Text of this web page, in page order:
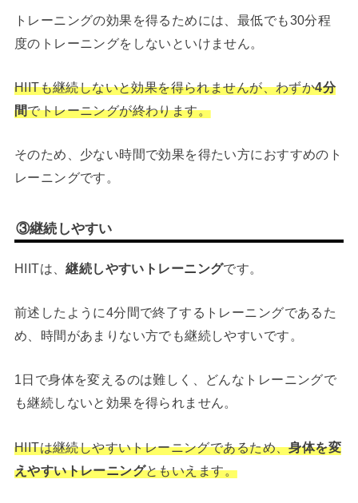
トレーニングの効果を得るためには、最低でも30分程
度のトレーニングをしないといけません。
HIITも継続しないと効果を得られませんが、わずか4分
間でトレーニングが終わります。
そのため、少ない時間で効果を得たい方におすすめのト
レーニングです。
③継続しやすい
HIITは、継続しやすいトレーニングです。
前述したように4分間で終了するトレーニングであるた
め、時間があまりない方でも継続しやすいです。
1日で身体を変えるのは難しく、どんなトレーニングで
も継続しないと効果を得られません。
HIITは継続しやすいトレーニングであるため、身体を変
えやすいトレーニングともいえます。